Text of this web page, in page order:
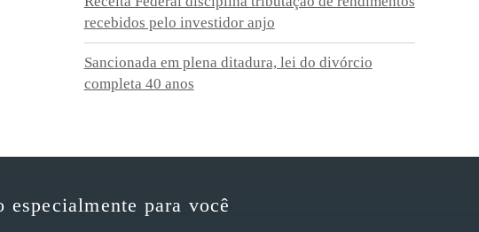
recebidos pelo investidor anjo
Sancionada em plena ditadura, lei do divórcio
completa 40 anos
para você